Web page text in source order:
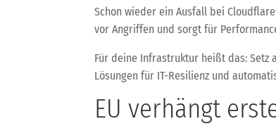
Schon wieder ein Ausfall bei
vor Angriffen und sorgt für
Für deine Infrastruktur heißt das: Setz
Lösungen für IT-Resilienz und
EU verhängt